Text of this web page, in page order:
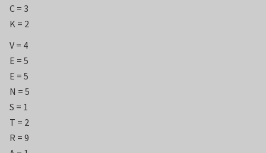
C = 3
K = 2
V = 4
E = 5
E = 5
N = 5
S = 1
T = 2
R = 9